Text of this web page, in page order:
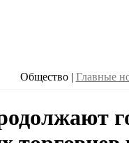
Общество | Главные